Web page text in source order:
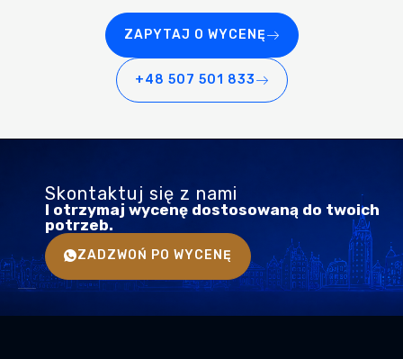
ZAPYTAJ O WYCENĘ
+48 507 501 833
Skontaktuj się z nami
I otrzymaj wycenę dostosowaną do twoich
potrzeb.
ZADZWOŃ PO WYCENĘ